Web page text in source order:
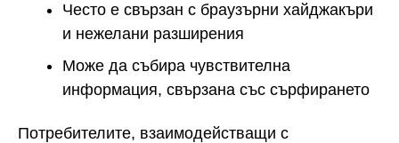
Често е свързан с браузърни хайджакъри
и нежелани разширения
Може да събира чувствителна
информация, свързана със сърфирането
Потребителите, взаимодействащи с